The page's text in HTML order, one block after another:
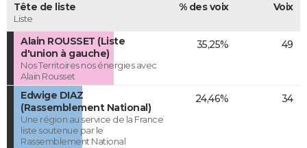
Tête de liste
Liste
% des voix Voix
Alain ROUSSET (Liste
d'union à gauche)
Nos Territoires nos énergies avec
Alain Rousset
35,25% 49
Edwige DIAZ
(Rassemblement National)
Une région au service de la France
liste soutenue par le
Rassemblement National
24,46% 34